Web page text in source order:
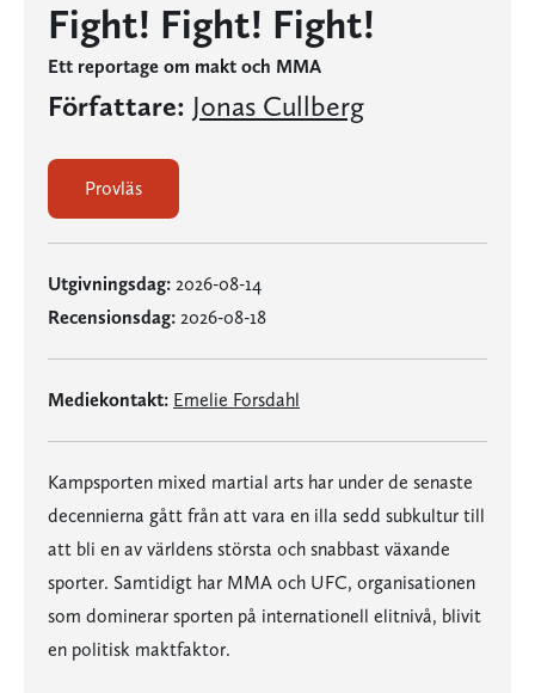
Fight! Fight! Fight!
Ett reportage om makt och MMA
Författare: Jonas Cullberg
Provläs
Utgivningsdag: 2026-08-14
Recensionsdag: 2026-08-18
Mediekontakt: Emelie Forsdahl
Kampsporten mixed martial arts har under de senaste
decennierna gått från att vara en illa sedd subkultur till
att bli en av världens största och snabbast växande
sporter. Samtidigt har MMA och UFC, organisationen
som dominerar sporten på internationell elitnivå, blivit
en politisk maktfaktor.